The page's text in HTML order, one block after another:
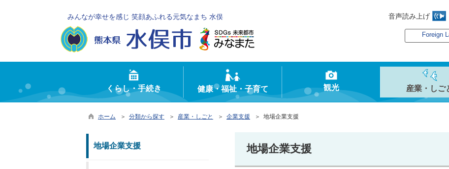
みんなが幸せを感じ 笑顔あふれる元気なまち 水俣 音声読み上げ
Foreign
くらし・手続き 健康・福祉・子育て 観光 産業・しご
ホーム ＞ 分類から探す ＞ 産業・しごと ＞ 企業支援 ＞ 地場企業支援
地場企業支援
地場企業支援